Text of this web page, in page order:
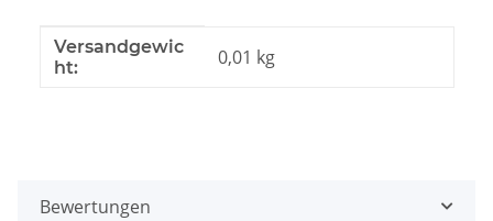
Produkteigenschaft
Wert
Versandgewic
ht:
0,01 kg
Bewertungen